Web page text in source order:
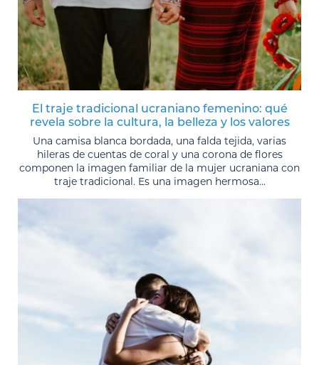
El traje tradicional ucraniano femenino: qué
revela sobre la cultura, la belleza y los valores
Una camisa blanca bordada, una falda tejida, varias
hileras de cuentas de coral y una corona de flores
componen la imagen familiar de la mujer ucraniana con
traje tradicional. Es una imagen hermosa...